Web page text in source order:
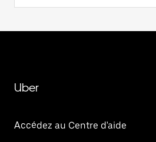
Uber
Accédez au Centre d'aide